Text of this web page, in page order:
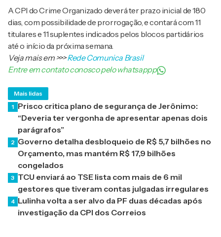
A CPI do Crime Organizado deverá ter prazo inicial de 180
dias, com possibilidade de prorrogação, e contará com 11
titulares e 11 suplentes indicados pelos blocos partidários
até o início da próxima semana.
Veja mais em>>>Rede Comunica Brasil
Entre em contato conosco pelo whatsappp
Mais lidas
1 Prisco critica plano de segurança de Jerônimo:
“Deveria ter vergonha de apresentar apenas dois
parágrafos”
2 Governo detalha desbloqueio de R$ 5,7 bilhões no
Orçamento, mas mantém R$ 17,9 bilhões
congelados
3 TCU enviará ao TSE lista com mais de 6 mil
gestores que tiveram contas julgadas irregulares
4 Lulinha volta a ser alvo da PF duas décadas após
investigação da CPI dos Correios